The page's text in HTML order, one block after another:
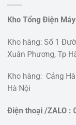
Kho Tổng Điện
Kho hàng: Số 1
Xuân Phương, Tp
Kho hàng: Cảng
Hà Nội
Điện thoại /ZALO :